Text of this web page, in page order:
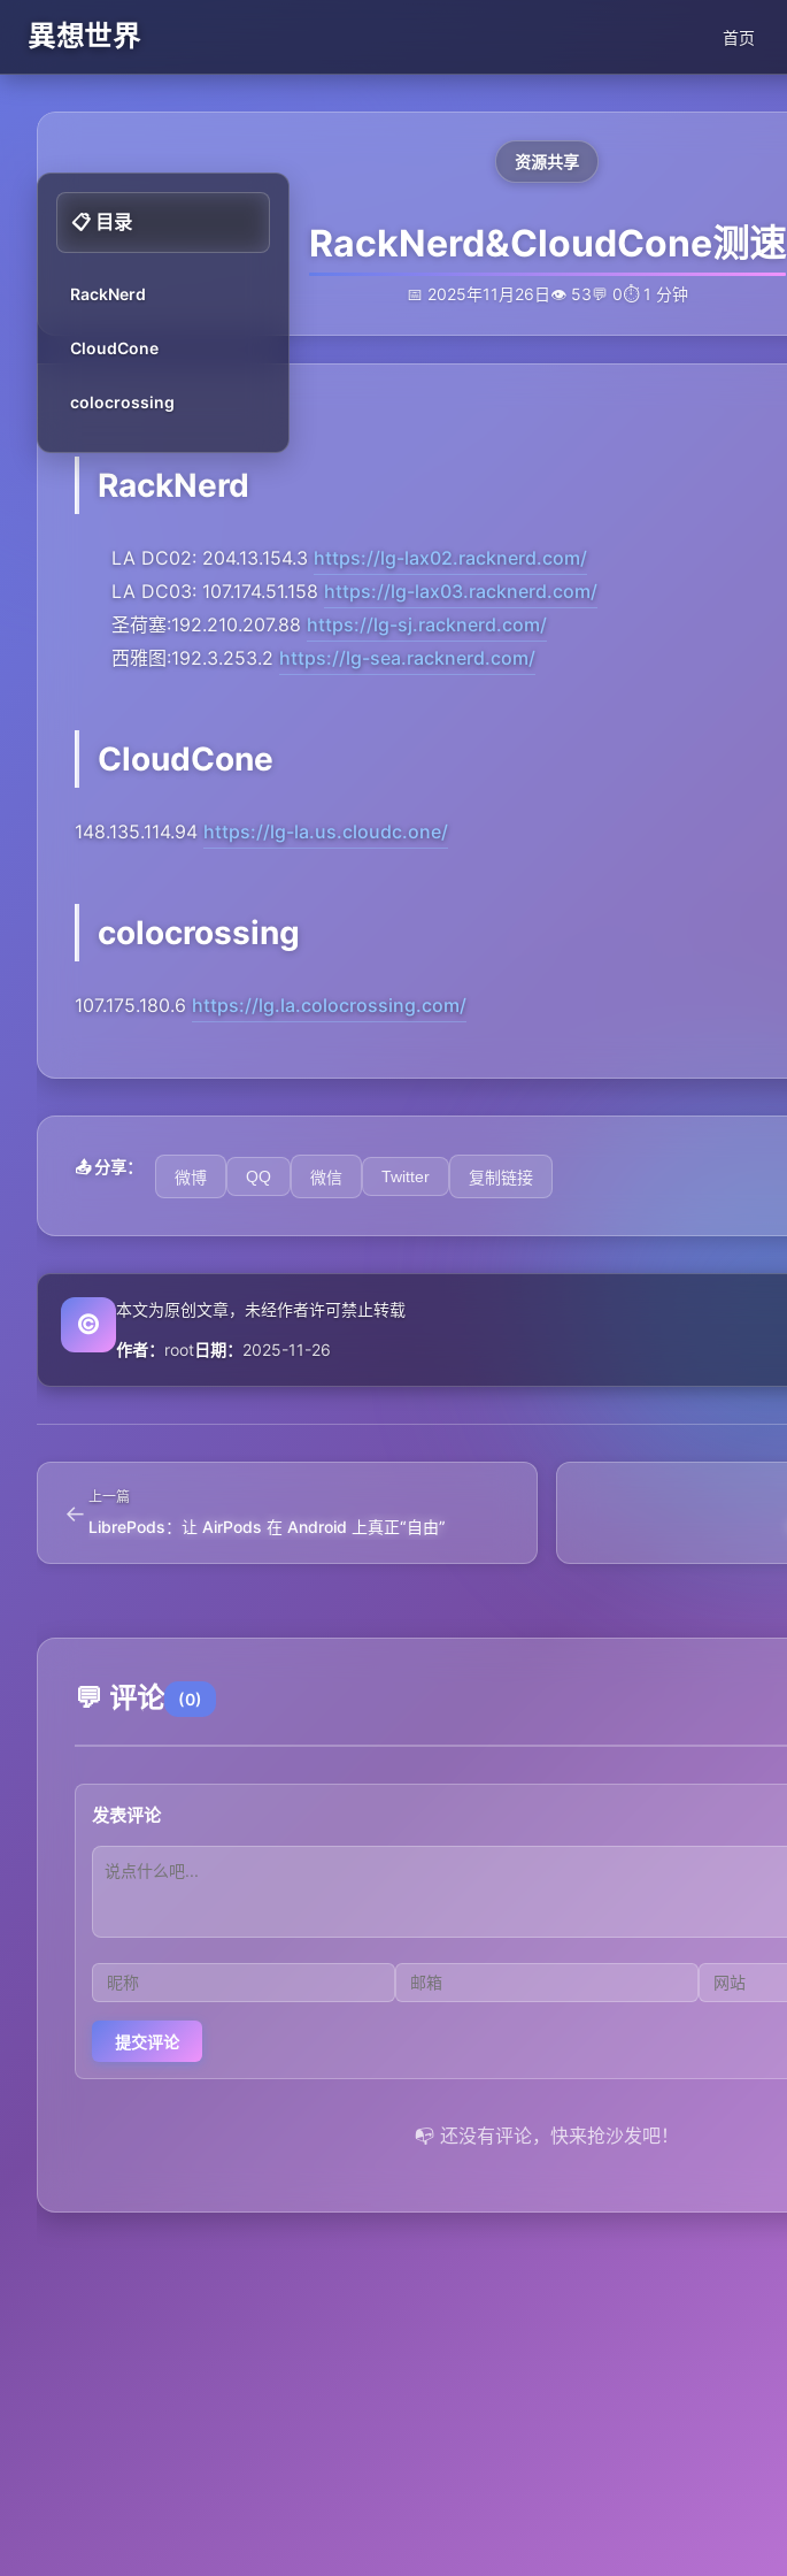
異想世界 首页
资源共享
RackNerd&CloudCone测速
📅 2025年11月26日👁 53💬 0⏱️ 1 分钟
📋 目录
RackNerd
CloudCone
colocrossing
RackNerd
LA DC02: 204.13.154.3 https://lg-lax02.racknerd.com/
LA DC03: 107.174.51.158 https://lg-lax03.racknerd.com/
圣荷塞:192.210.207.88 https://lg-sj.racknerd.com/
西雅图:192.3.253.2 https://lg-sea.racknerd.com/
CloudCone
148.135.114.94 https://lg-la.us.cloudc.one/
colocrossing
107.175.180.6 https://lg.la.colocrossing.com/
📤 分享：
微博 QQ 微信 Twitter 复制链接
© 本文为原创文章，未经作者许可禁止转载
作者： root日期： 2025-11-26
←
上一篇
LibrePods：让 AirPods 在 Android 上真正“自由”
💬 评论 (0)
发表评论
提交评论
📭 还没有评论，快来抢沙发吧！